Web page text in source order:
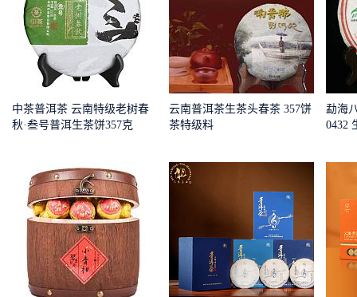
中茶普洱茶 云南特级老树春
秋·叁号普洱生茶饼357克
云南普洱茶生茶头春茶 357饼
茶特级料
勐海
0432